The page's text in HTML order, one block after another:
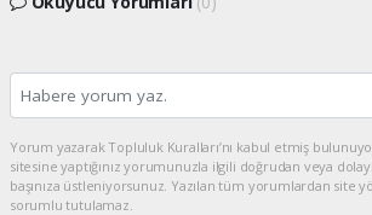
Yorum yazarak Topluluk Kuralları’nı kabul etmiş
sitesine yaptığınız yorumunuzla ilgili doğrudan veya
başınıza üstleniyorsunuz. Yazılan tüm yorumlardan site
sorumlu tutulamaz.